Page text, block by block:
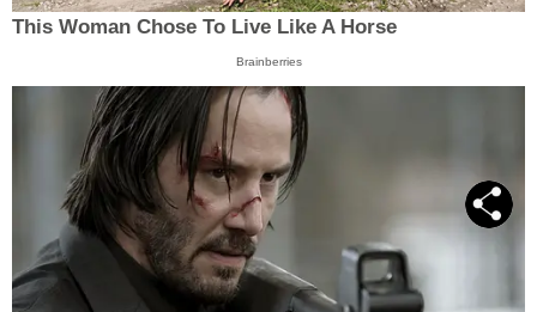
This Woman Chose To Live Like A Horse
Brainberries